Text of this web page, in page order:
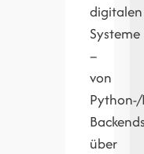
digitalen
Systeme
–
von
über